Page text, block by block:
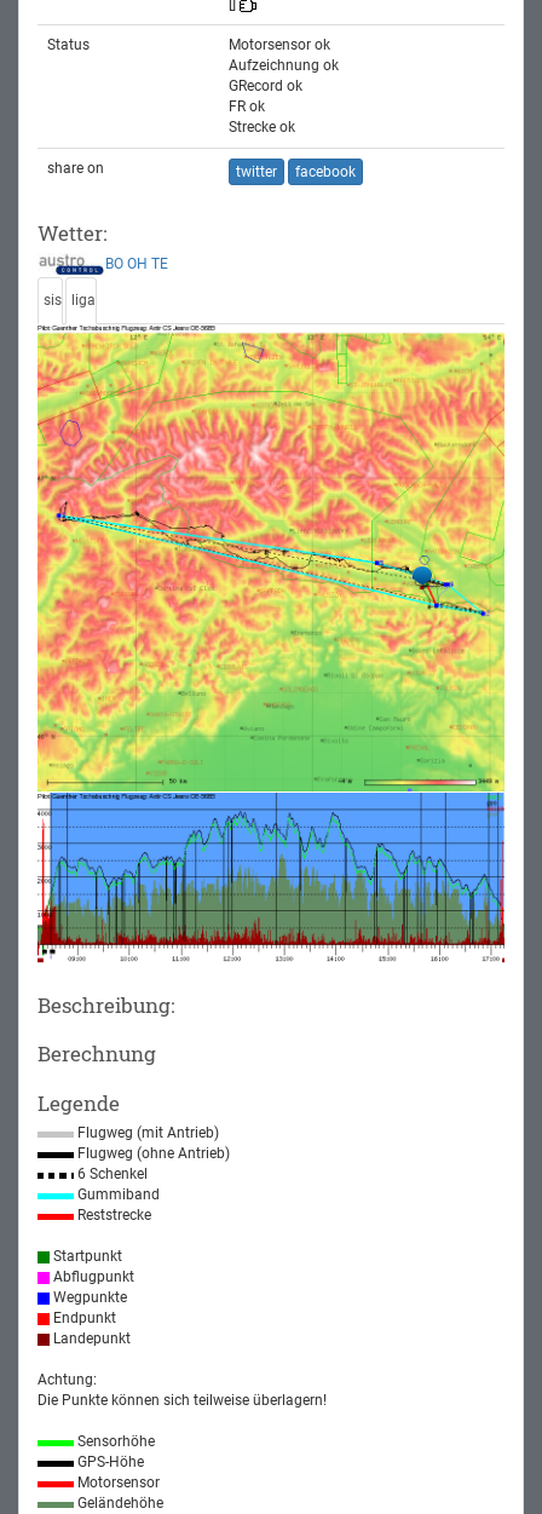
Status
Motorsensor ok
Aufzeichnung ok
GRecord ok
FR ok
Strecke ok
share on twitter facebook
Wetter:
BO OH TE
sis liga
Beschreibung:
Berechnung
Legende
Flugweg (mit Antrieb)
Flugweg (ohne Antrieb)
6 Schenkel
Gummiband
Reststrecke
Startpunkt
Abflugpunkt
Wegpunkte
Endpunkt
Landepunkt
Achtung:
Die Punkte können sich teilweise überlagern!
Sensorhöhe
GPS-Höhe
Motorsensor
Geländehöhe